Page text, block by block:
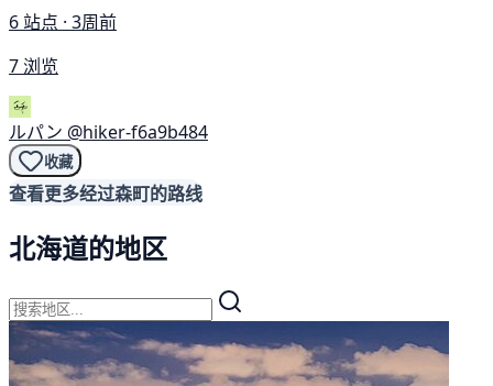
6 站点 · 3周前
7 浏览
ルパン @hiker-f6a9b484
收藏
查看更多经过森町的路线
北海道的地区